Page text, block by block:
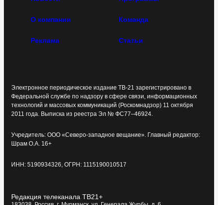
О компании Команда
Реклама Статьи
Электронное периодическое издание ТВ-21 зарегистрировано в
Федеральной службе по надзору в сфере связи, информационных
технологий и массовых коммуникаций (Роскомнадзор) 11 октября
2011 года. Выписка из реестра Эл № ФС77–46924.
Учредитель: ООО «Северо-западное вещание». Главный редактор:
Шрам О.А. 16+
ИНН: 5190934326, ОГРН: 1115190010517
Редакция телеканала ТВ21+